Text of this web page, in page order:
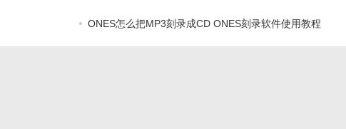
ONES怎么把MP3刻录成CD ONES刻录软件使用教程